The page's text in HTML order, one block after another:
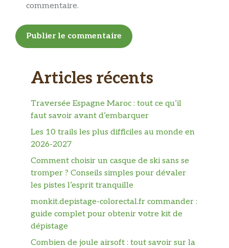
commentaire.
Articles récents
Traversée Espagne Maroc : tout ce qu’il
faut savoir avant d’embarquer
Les 10 trails les plus difficiles au monde en
2026-2027
Comment choisir un casque de ski sans se
tromper ? Conseils simples pour dévaler
les pistes l’esprit tranquille
monkit.depistage-colorectal.fr commander :
guide complet pour obtenir votre kit de
dépistage
Combien de joule airsoft : tout savoir sur la